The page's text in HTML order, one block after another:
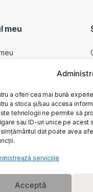
a oferi cea mai bună
a stoca și/sau accesa
tehnologii ne permite să
sau ID-uri unice pe acest
dat poate avea
serviciile
Acceptă
meu